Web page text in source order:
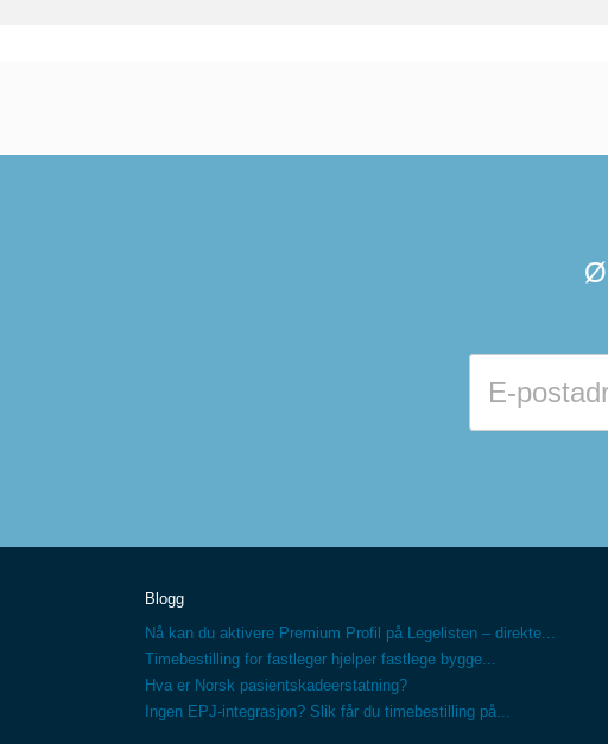
Blogg
Nå kan du aktivere Premium Profil på Legelisten – direkte...
Timebestilling for fastleger hjelper fastlege bygge...
Hva er Norsk pasientskadeerstatning?
Ingen EPJ-integrasjon? Slik får du timebestilling på...